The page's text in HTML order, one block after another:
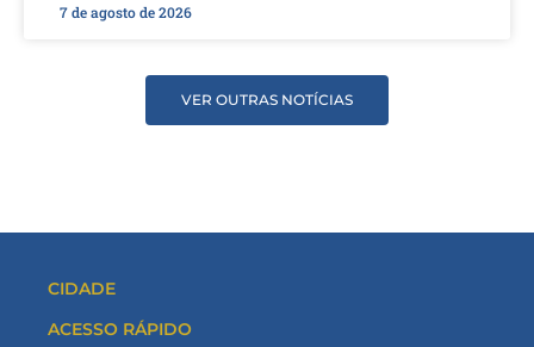
7 de agosto de 2026
VER OUTRAS NOTÍCIAS
CIDADE
ACESSO RÁPIDO